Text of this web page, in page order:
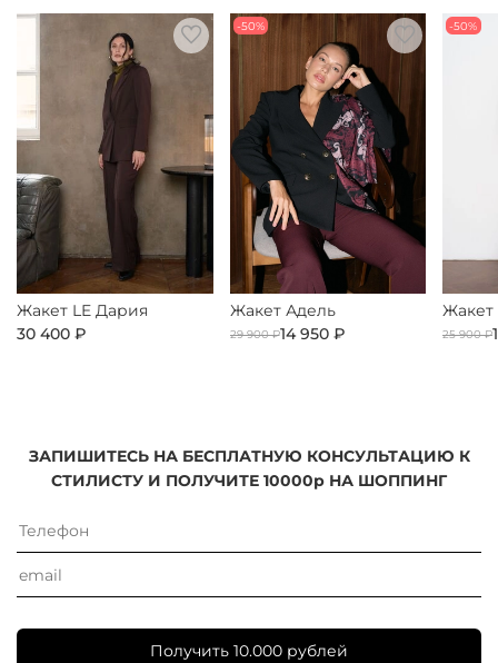
Жакет LE Дария
30 400 ₽
-50%
Жакет Адель
29 900 ₽14 950 ₽
-50%
25 900 ₽
ЗАПИШИТЕСЬ НА БЕСПЛАТНУЮ КОНСУЛЬТАЦИЮ К
СТИЛИСТУ И ПОЛУЧИТЕ 10000р НА ШОППИНГ
Получить 10.000 рублей